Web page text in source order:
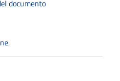
documento